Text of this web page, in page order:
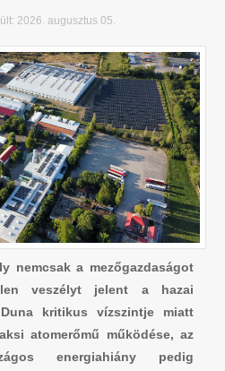
2026. augusztus 05.
nemcsak a mezőgazdaságot
veszélyt jelent a hazai
kritikus vízszintje miatt
atomerőmű működése, az
energiahiány pedig